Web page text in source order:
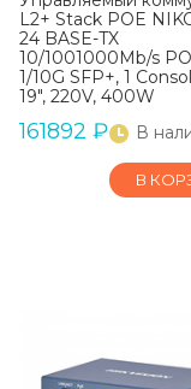
L2+ Stack POE
24 BASE-TX
10/1001000Mb/s
1/10G SFP+, 1
19", 220V, 400W
161892 ₽ В
В